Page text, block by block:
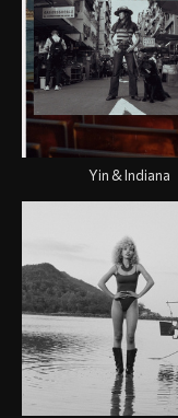
Yin & Indiana